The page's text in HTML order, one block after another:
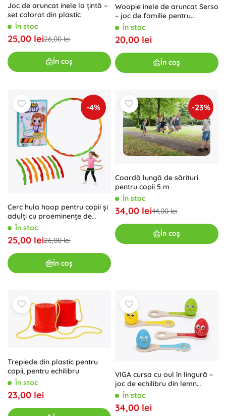
Joc de aruncat inele la țintă –
set colorat din plastic
În stoc
25,00 lei26,00 lei
În coș
Woopie inele de aruncat Serso
– joc de familie pentru
antrenarea îndemânării
În stoc
20,00 lei
În coș
-4%
Cerc hula hoop pentru copii și
adulți cu proeminențe de
masaj, pliabil, 84 cm
În stoc
25,00 lei26,00 lei
În coș
-23%
Coardă lungă de sărituri
pentru copii 5 m
În stoc
34,00 lei44,00 lei
În coș
Trepiede din plastic pentru
copii, pentru echilibru
În stoc
23,00 lei
VIGA cursa cu oul în lingură –
joc de echilibru din lemn
pentru copii
În stoc
34,00 lei